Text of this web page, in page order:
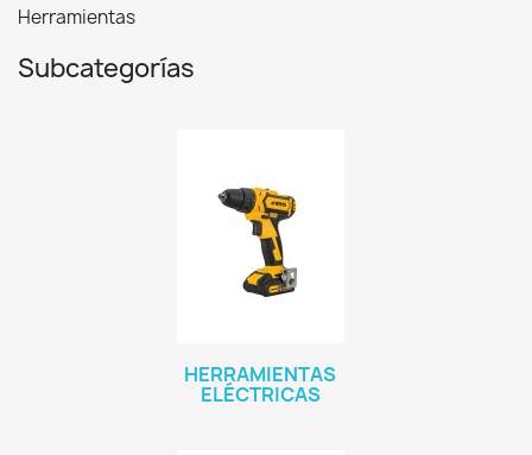
Herramientas
Subcategorías
HERRAMIENTAS
ELÉCTRICAS